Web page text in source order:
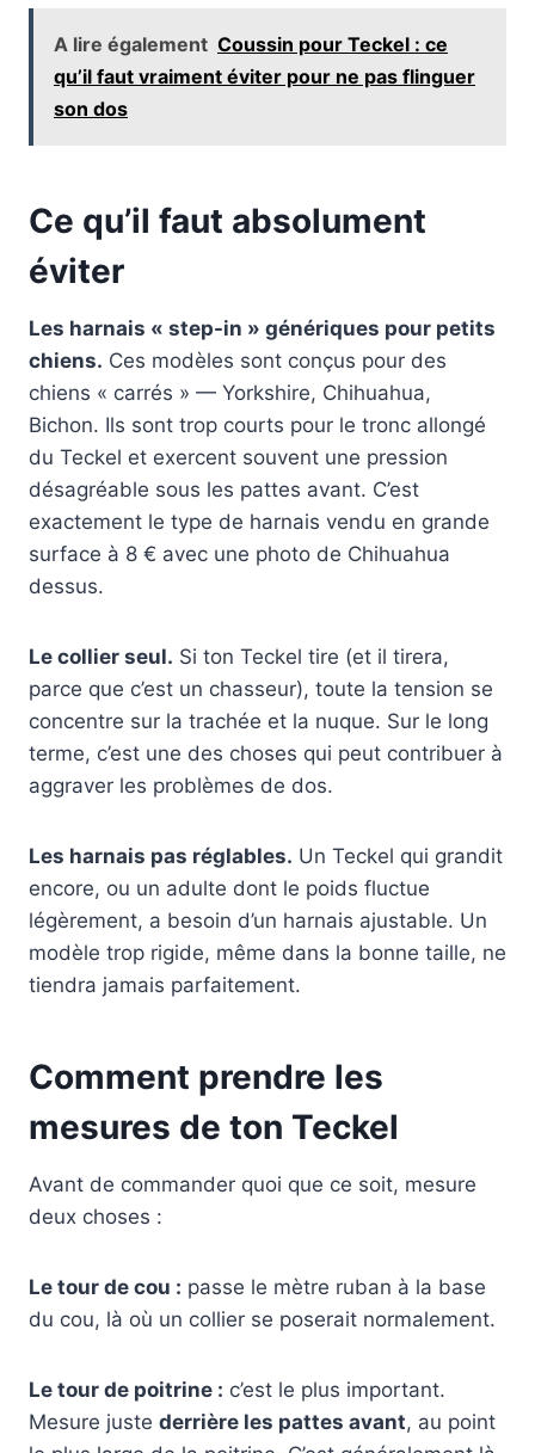
A lire également Coussin pour Teckel : ce
qu’il faut vraiment éviter pour ne pas flinguer
son dos
Ce qu’il faut absolument
éviter
Les harnais « step-in » génériques pour petits
chiens. Ces modèles sont conçus pour des
chiens « carrés » — Yorkshire, Chihuahua,
Bichon. Ils sont trop courts pour le tronc allongé
du Teckel et exercent souvent une pression
désagréable sous les pattes avant. C’est
exactement le type de harnais vendu en grande
surface à 8 € avec une photo de Chihuahua
dessus.
Le collier seul. Si ton Teckel tire (et il tirera,
parce que c’est un chasseur), toute la tension se
concentre sur la trachée et la nuque. Sur le long
terme, c’est une des choses qui peut contribuer à
aggraver les problèmes de dos.
Les harnais pas réglables. Un Teckel qui grandit
encore, ou un adulte dont le poids fluctue
légèrement, a besoin d’un harnais ajustable. Un
modèle trop rigide, même dans la bonne taille, ne
tiendra jamais parfaitement.
Comment prendre les
mesures de ton Teckel
Avant de commander quoi que ce soit, mesure
deux choses :
Le tour de cou : passe le mètre ruban à la base
du cou, là où un collier se poserait normalement.
Le tour de poitrine : c’est le plus important.
Mesure juste derrière les pattes avant, au point